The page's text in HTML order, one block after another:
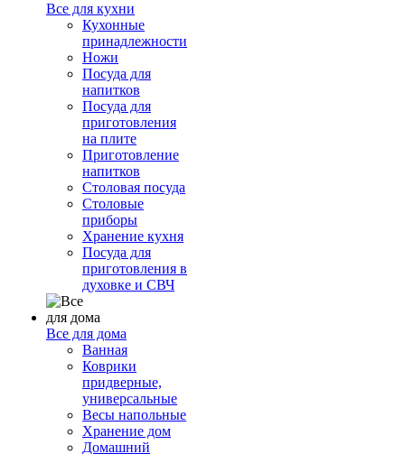
Все для кухни
Кухонные
принадлежности
Ножи
Посуда для
напитков
Посуда для
приготовления
на плите
Приготовление
напитков
Столовая посуда
Столовые
приборы
Хранение кухня
Посуда для
приготовления в
духовке и СВЧ
Все для дома
Ванная
Коврики
придверные,
универсальные
Весы напольные
Хранение дом
Домашний